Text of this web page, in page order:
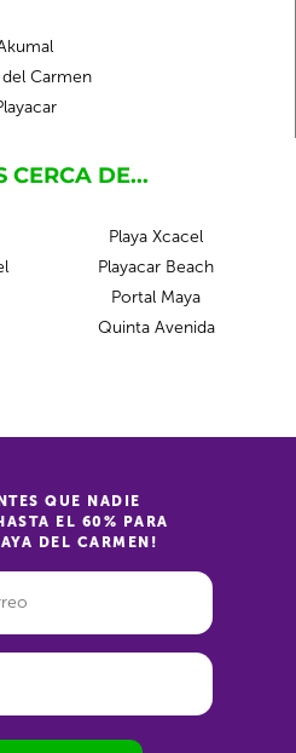
del Carmen
CERCA DE...
Playa Xcacel
Playacar Beach
Portal Maya
Quinta Avenida
QUE NADIE
EL 60% PARA
DEL CARMEN!